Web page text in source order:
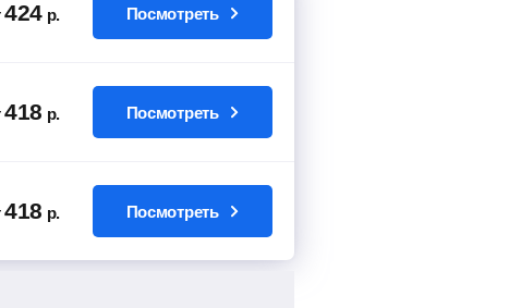
424 р. Посмотреть
418 р. Посмотреть
418 р. Посмотреть